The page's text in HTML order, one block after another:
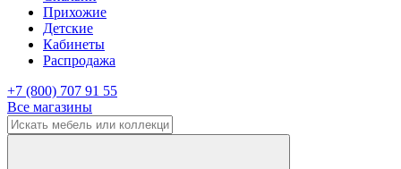
Прихожие
Детские
Кабинеты
Распродажа
+7 (800) 707 91 55
Все магазины